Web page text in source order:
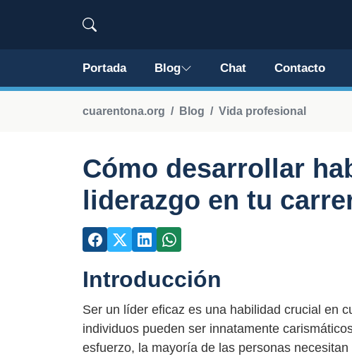
Portada Blog Chat Contacto
cuarentona.org Blog Vida profesional
Cómo desarrollar
liderazgo en tu
Introducción
Ser un líder eficaz es una habilidad crucial en
individuos pueden ser innatamente
esfuerzo, la mayoría de las personas